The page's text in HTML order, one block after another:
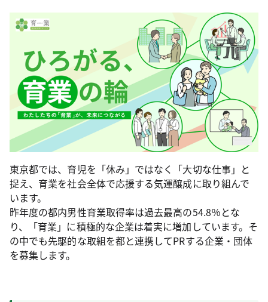
東京都では、育児を「休み」ではなく「大切な仕事」と
捉え、育業を社会全体で応援する気運醸成に取り組んで
います。
昨年度の都内男性育業取得率は過去最高の54.8％とな
り、「育業」に積極的な企業は着実に増加しています。そ
の中でも先駆的な取組を都と連携してPRする企業・団体
を募集します。